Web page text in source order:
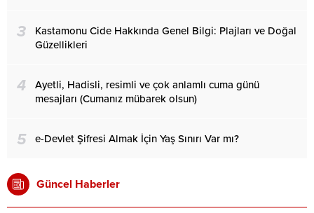
3
Kastamonu Cide Hakkında Genel Bilgi: Plajları ve Doğal
Güzellikleri
4
Ayetli, Hadisli, resimli ve çok anlamlı cuma günü
mesajları (Cumanız mübarek olsun)
5 e-Devlet Şifresi Almak İçin Yaş Sınırı Var mı?
Güncel Haberler